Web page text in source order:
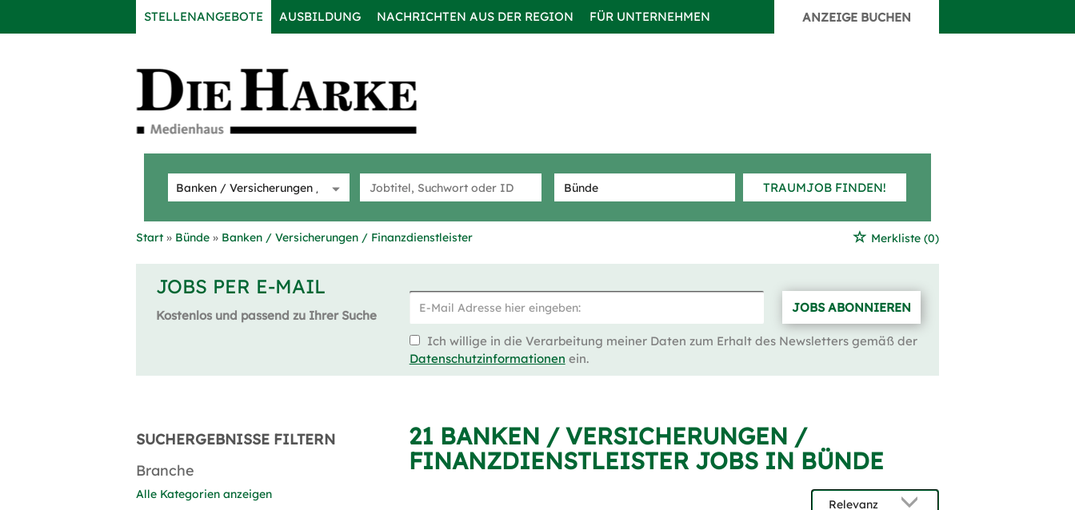
STELLENANGEBOTE AUSBILDUNG NACHRICHTEN AUS DER REGION FÜR UNTERNEHMEN ANZEIGE BUCHEN
TRAUMJOB FINDEN!
Start Bünde Banken / Versicherungen / Finanzdienstleister Merkliste (0)
JOBS PER E-MAIL
Kostenlos und passend zu Ihrer Suche
JOBS ABONNIEREN
Ich willige in die Verarbeitung meiner Daten zum Erhalt des Newsletters gemäß der
Datenschutzinformationen ein.
SUCHERGEBNISSE FILTERN
Branche
Alle Kategorien anzeigen
21 BANKEN / VERSICHERUNGEN /
FINANZDIENSTLEISTER JOBS IN BÜNDE